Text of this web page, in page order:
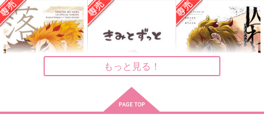
オールハッピーエン
ド！
biwanohi
787円（税込）
煉獄杏寿郎×竈門炭治郎
Last piece Two
あいめいく
1,887円（税込）
煉獄杏寿郎×竈門炭治郎
作品詳細
終いまで諦められぬ
ムホウチタイ
787円（税込）
猗窩座×煉獄杏寿郎
もっと見る！